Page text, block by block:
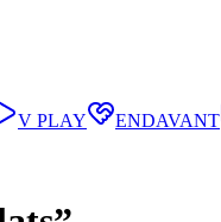
V PLAY ENDAVANT